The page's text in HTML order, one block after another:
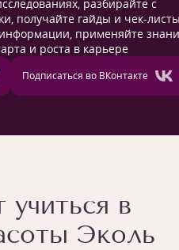
разбирайте с
получайте гайды и чек-
применяйте
и роста в карьере
Подписаться во ВКонтакте
в
Эколь